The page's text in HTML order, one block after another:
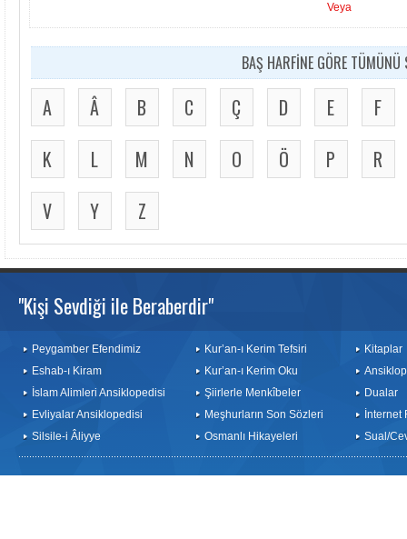
Veya
BAŞ HARFİNE GÖRE TÜMÜNÜ
A Â B C Ç D E
F
K
L M N O Ö P
R
V
Y Z
"Kişi Sevdiği ile Beraberdir"
Peygamber Efendimiz
Eshab-ı Kiram
İslam Alimleri Ansiklopedisi
Evliyalar Ansiklopedisi
Silsile-i Âliyye
Kur’an-ı Kerim Tefsiri
Kur’an-ı Kerim Oku
Şiirlerle Menkîbeler
Meşhurların Son Sözleri
Osmanlı Hikayeleri
Kitaplar
Dualar
İnternet
Sual/